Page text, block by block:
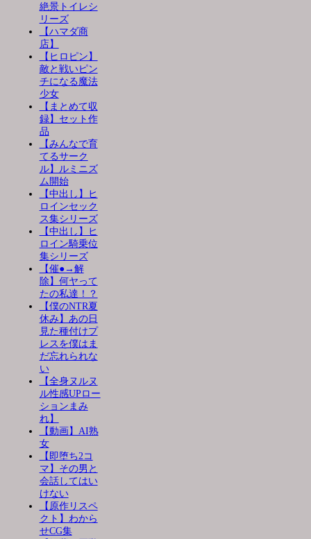
絶景トイレシ
リーズ
【ハマダ商
店】
【ヒロピン】
敵と戦いピン
チになる魔法
少女
【まとめて収
録】セット作
品
【みんなで育
てるサーク
ル】ルミニズ
ム開始
【中出し】ヒ
ロインセック
ス集シリーズ
【中出し】ヒ
ロイン騎乗位
集シリーズ
【催●→解
除】何ヤって
たの私達！？
【僕のNTR夏
休み】あの日
見た種付けプ
レスを僕はま
だ忘れられな
い
【全身ヌルヌ
ル性感UPロー
ションまみ
れ】
【動画】AI熟
女
【即堕ち2コ
マ】その男と
会話してはい
けない
【原作リスペ
クト】わから
せCG集